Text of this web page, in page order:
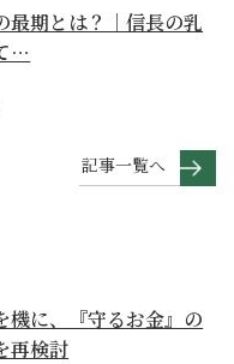
最期とは？｜信長の乳
…
記事一覧へ
機に、『守るお金』の
再検討